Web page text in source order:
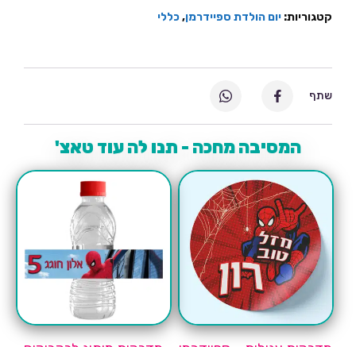
קטגוריות: יום הולדת ספיידרמן,כללי
המסיבה מחכה - תנו לה עוד טאצ'
שתף